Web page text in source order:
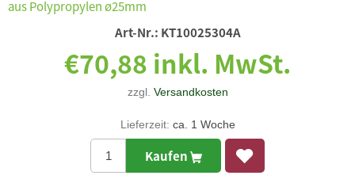
aus Polypropylen ø25mm
Art-Nr.: KT10025304A
€70,88 inkl. MwSt.
zzgl. Versandkosten
Lieferzeit: ca. 1 Woche
Kaufen